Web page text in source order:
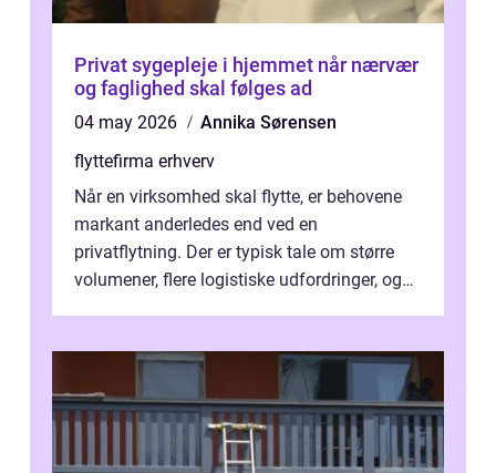
Privat sygepleje i hjemmet når nærvær
og faglighed skal følges ad
04 may 2026
Annika Sørensen
flyttefirma erhverv
Når en virksomhed skal flytte, er behovene
markant anderledes end ved en
privatflytning. Der er typisk tale om større
volumener, flere logistiske udfordringer, og